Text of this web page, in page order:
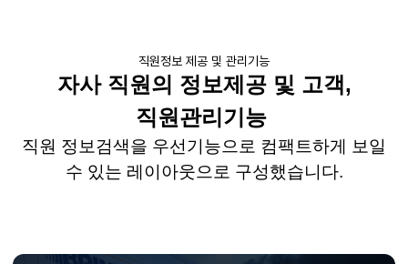
직원정보 제공 및 관리기능
자사 직원의 정보제공 및 고객,
직원관리기능
직원 정보검색을 우선기능으로 컴팩트하게
보일
수 있는 레이아웃으로 구성했습니다.